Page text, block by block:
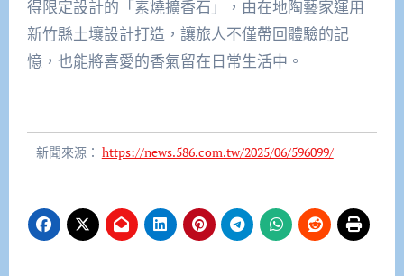
得限定設計的「素燒擴香石」，由在地陶藝家運用
新竹縣土壤設計打造，讓旅人不僅帶回體驗的記
憶，也能將喜愛的香氣留在日常生活中。
新聞來源： https://news.586.com.tw/2025/06/596099/